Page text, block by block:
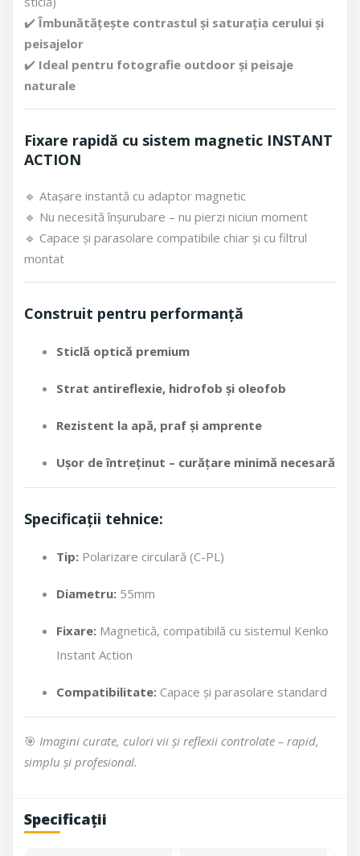
✔️Îmbunătățește contrastul și saturația cerului și
peisajelor
✔️ Ideal pentru fotografie outdoor și peisaje
naturale
Fixare rapidă cu sistem magnetic INSTANT
ACTION
🔹 Atașare instantă cu adaptor magnetic
🔹 Nu necesită înșurubare – nu pierzi niciun moment
🔹 Capace și parasolare compatibile chiar și cu filtrul
montat
Construit pentru performanță
Sticlă optică premium
Strat antireflexie, hidrofob și oleofob
Rezistent la apă, praf și amprente
Ușor de întreținut – curățare minimă necesară
Specificații tehnice:
Tip: Polarizare circulară (C-PL)
Diametru: 55mm
Fixare: Magnetică, compatibilă cu sistemul Kenko
Instant Action
Compatibilitate: Capace și parasolare standard
🎯 Imagini curate, culori vii și reflexii controlate – rapid,
simplu și profesional.
Specificații